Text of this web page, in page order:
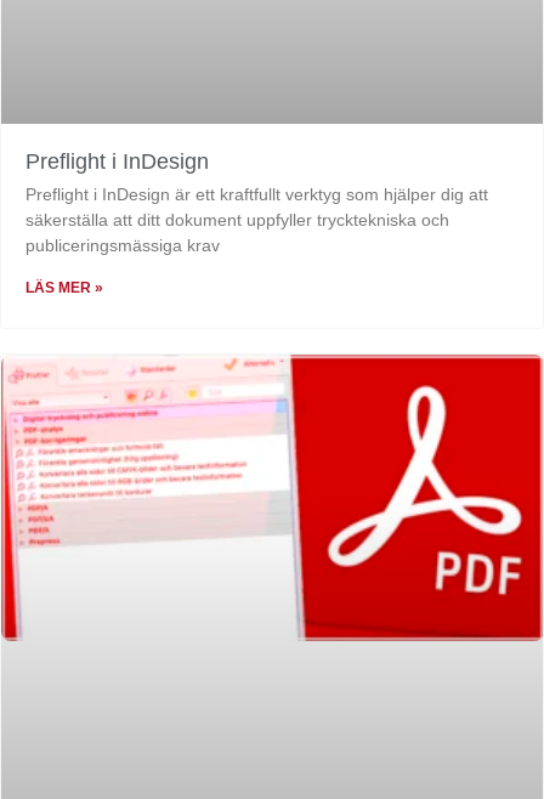
Preflight i InDesign
Preflight i InDesign är ett kraftfullt verktyg som hjälper dig att
säkerställa att ditt dokument uppfyller trycktekniska och
publiceringsmässiga krav
LÄS MER »